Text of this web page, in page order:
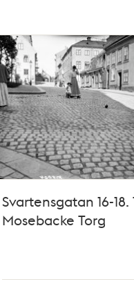
Svartensgatan 16-18.
Mosebacke Torg